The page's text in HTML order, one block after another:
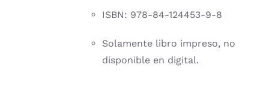
ISBN: 978-84-124453-9-8
Solamente libro impreso, no
disponible en digital.